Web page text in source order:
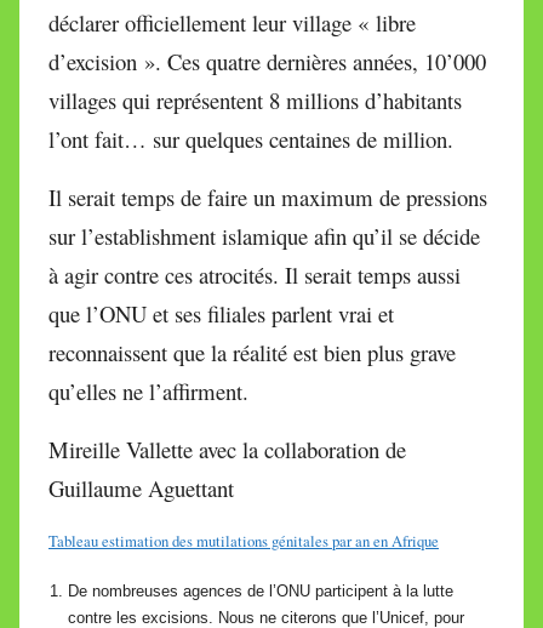
déclarer officiellement leur village « libre
d’excision ». Ces quatre dernières années, 10’000
villages qui représentent 8 millions d’habitants
l’ont fait… sur quelques centaines de million.
Il serait temps de faire un maximum de pressions
sur l’establishment islamique afin qu’il se décide
à agir contre ces atrocités. Il serait temps aussi
que l’ONU et ses filiales parlent vrai et
reconnaissent que la réalité est bien plus grave
qu’elles ne l’affirment.
Mireille Vallette avec la collaboration de
Guillaume Aguettant
Tableau estimation des mutilations génitales par an en Afrique
De nombreuses agences de l’ONU participent à la lutte
contre les excisions. Nous ne citerons que l’Unicef, pour